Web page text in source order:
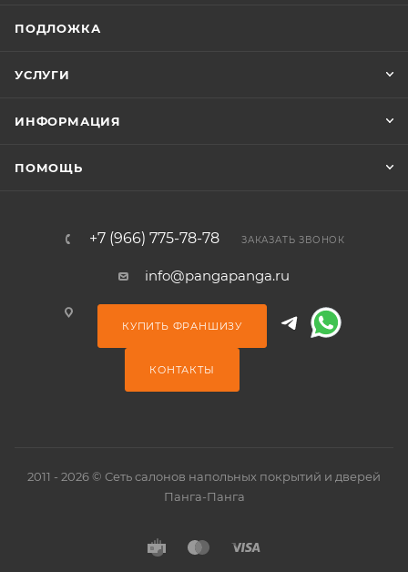
ПОДЛОЖКА
УСЛУГИ
ИНФОРМАЦИЯ
ПОМОЩЬ
+7 (966) 775-78-78 ЗАКАЗАТЬ ЗВОНОК
info@pangapanga.ru
КУПИТЬ ФРАНШИЗУ
КОНТАКТЫ
2011 - 2026 © Сеть салонов напольных покрытий и дверей
Панга-Панга